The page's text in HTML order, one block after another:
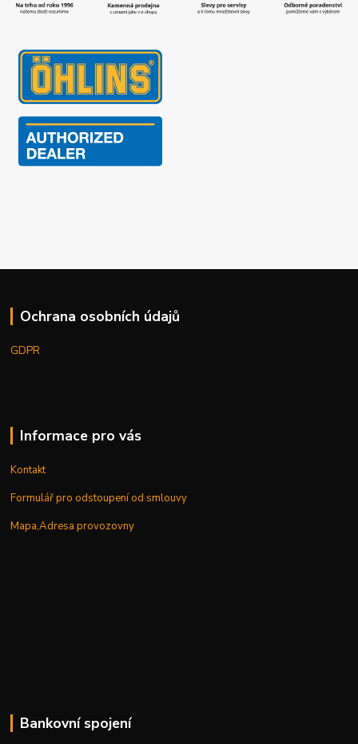
Ochrana osobních údajů
GDPR
Informace pro vás
Kontakt
Formulář pro odstoupení od smlouvy
Mapa,Adresa provozovny
Bankovní spojení